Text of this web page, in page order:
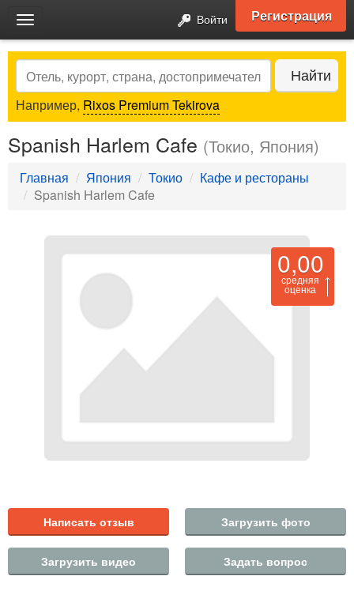
Toggle
navigation
Войти Регистрация
Search Найти
Например, Rixos Premium Tekirova
Spanish Harlem Cafe (Токио, Япония)
Главная Япония Токио
Кафе и рестораны
Spanish Harlem Cafe
0,00
средняя
оценка
Написать отзыв Загрузить фото
Загрузить видео Задать вопрос